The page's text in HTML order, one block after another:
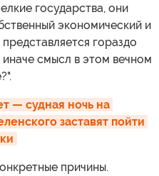
государства, они
экономический и
гораздо
смысл в этом вечном
— судная ночь на
заставят пойти
причины.